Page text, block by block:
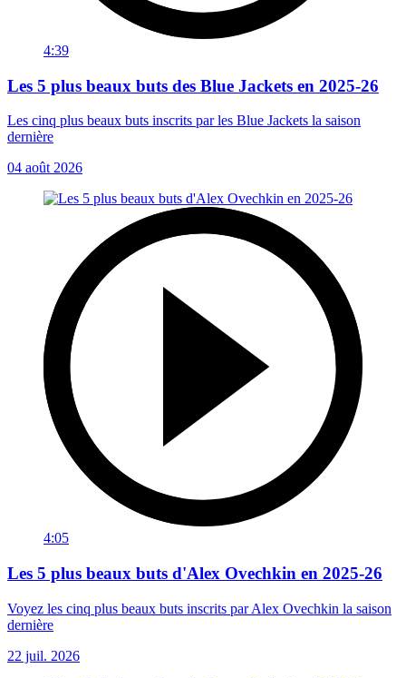
4:39
Les 5 plus beaux buts des Blue Jackets en 2025-26
Les cinq plus beaux buts inscrits par les Blue Jackets la saison
dernière
04 août 2026
4:05
Les 5 plus beaux buts d'Alex Ovechkin en 2025-26
Voyez les cinq plus beaux buts inscrits par Alex Ovechkin la saison
dernière
22 juil. 2026